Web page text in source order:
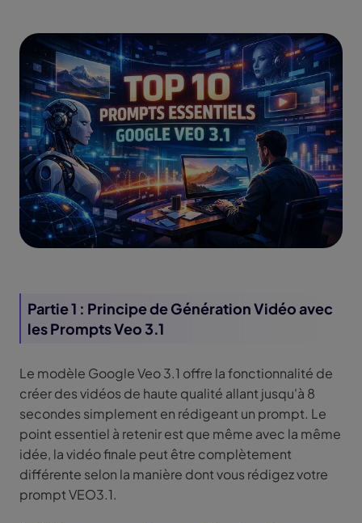
Partie 1 : Principe de Génération Vidéo avec
les Prompts Veo 3.1
Le modèle Google Veo 3.1 offre la fonctionnalité de
créer des vidéos de haute qualité allant jusqu'à 8
secondes simplement en rédigeant un prompt. Le
point essentiel à retenir est que même avec la même
idée, la vidéo finale peut être complètement
différente selon la manière dont vous rédigez votre
prompt VEO3.1.